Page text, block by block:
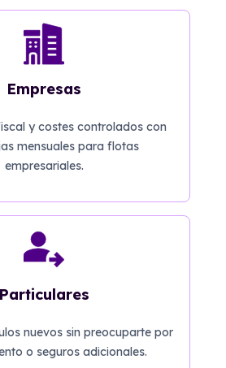
Empresas
y costes controlados con
mensuales para flotas
empresariales.
Particulares
nuevos sin preocuparte por
o seguros adicionales.